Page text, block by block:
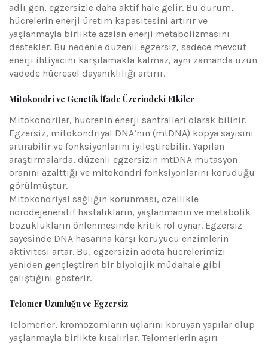
adlı gen, egzersizle daha aktif hale gelir. Bu durum,
hücrelerin enerji üretim kapasitesini artırır ve
yaşlanmayla birlikte azalan enerji metabolizmasını
destekler. Bu nedenle düzenli egzersiz, sadece mevcut
enerji ihtiyacını karşılamakla kalmaz, aynı zamanda uzun
vadede hücresel dayanıklılığı artırır.
Mitokondri ve Genetik İfade Üzerindeki Etkiler
Mitokondriler, hücrenin enerji santralleri olarak bilinir.
Egzersiz, mitokondriyal DNA’nın (mtDNA) kopya sayısını
artırabilir ve fonksiyonlarını iyileştirebilir. Yapılan
araştırmalarda, düzenli egzersizin mtDNA mutasyon
oranını azalttığı ve mitokondri fonksiyonlarını koruduğu
görülmüştür.
Mitokondriyal sağlığın korunması, özellikle
nörodejeneratif hastalıkların, yaşlanmanın ve metabolik
bozuklukların önlenmesinde kritik rol oynar. Egzersiz
sayesinde DNA hasarına karşı koruyucu enzimlerin
aktivitesi artar. Bu, egzersizin adeta hücrelerimizi
yeniden gençleştiren bir biyolojik müdahale gibi
çalıştığını gösterir.
Telomer Uzunluğu ve Egzersiz
Telomerler, kromozomların uçlarını koruyan yapılar olup
yaşlanmayla birlikte kısalırlar. Telomerlerin aşırı